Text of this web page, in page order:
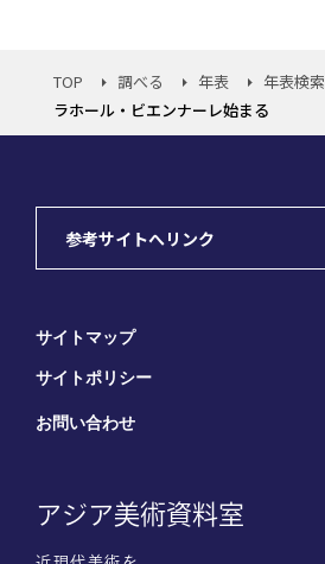
TOP 調べる 年表
年表検索
ラホール・ビエンナーレ始まる
参考サイトへリンク
サイトマップ
サイトポリシー
お問い合わせ
アジア美術資料室